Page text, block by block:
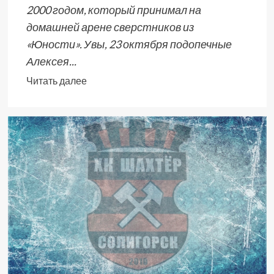
2000 годом, который принимал на
домашней арене сверстников из
«Юности». Увы, 23 октября подопечные
Алексея...
Читать далее